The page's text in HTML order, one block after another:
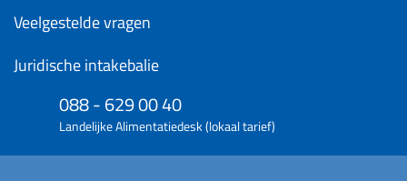
Veelgestelde vragen
Juridische intakebalie
088 - 629 00 40
Landelijke Alimentatiedesk (lokaal tarief)